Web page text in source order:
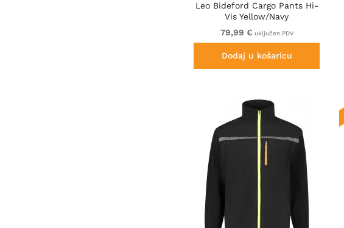
Leo Bideford Cargo Pants Hi-
Vis Yellow/Navy
79,99 € uključen PDV
Dodaj u košaricu